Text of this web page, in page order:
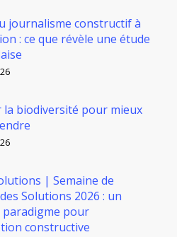
journalisme constructif à
: ce que révèle une étude
la biodiversité pour mieux
| Semaine de
Solutions 2026 : un
paradigme pour
constructive